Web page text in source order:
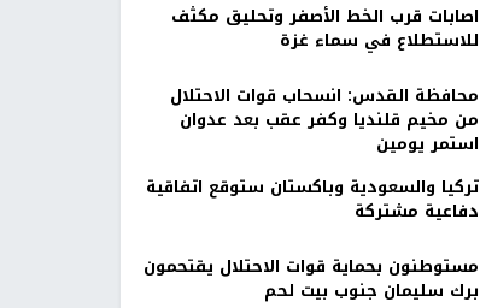
اصابات قرب الخط الأصفر وتحليق مكثف
للاستطلاع في سماء غزة
محافظة القدس: انسحاب قوات الاحتلال
من مخيم قلنديا وكفر عقب بعد عدوان
استمر يومين
تركيا والسعودية وباكستان ستوقع اتفاقية
دفاعية مشتركة
مستوطنون بحماية قوات الاحتلال يقتحمون
برك سليمان جنوب بيت لحم